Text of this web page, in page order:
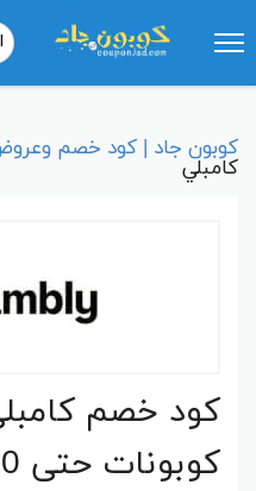
كوبون جاد | كود خصم وعروض
كامبلي